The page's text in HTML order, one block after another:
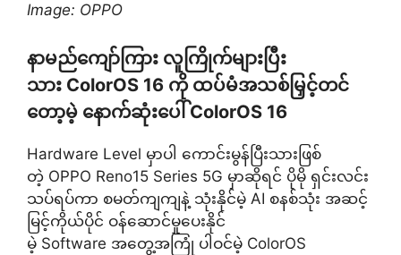
Image: OPPO
နာမည်ကျော်ကြား လူကြိုက်များပြီး
သား ColorOS 16 ကို ထပ်မံအသစ်မြှင့်တင်
တော့မဲ့ နောက်ဆုံးပေါ် ColorOS 16
Hardware Level မှာပါ ကောင်းမွန်ပြီးသားဖြစ်
တဲ့ OPPO Reno15 Series 5G မှာဆိုရင် ပိုမို ရှင်းလင်း
သပ်ရပ်ကာ စမတ်ကျကျနဲ့ သုံးနိုင်မဲ့ AI စနစ်သုံး အဆင့်
မြင့်ကိုယ်ပိုင် ဝန်ဆောင်မှုပေးနိုင်
မဲ့ Software အတွေ့အကြုံ ပါဝင်မဲ့ ColorOS